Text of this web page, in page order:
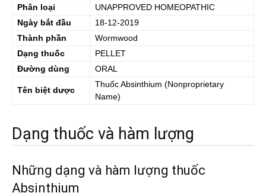
Phân loại
UNAPPROVED HOMEOPATHIC
Ngày bắt đầu
18-12-2019
Thành phần
Wormwood
Dạng thuốc
PELLET
Đường dùng
ORAL
Tên biệt dược
ThuốcAbsinthium (Nonproprietary
Name)
Dạng thuốc và hàm lượng
Những dạng và hàm lượng thuốc
Absinthium